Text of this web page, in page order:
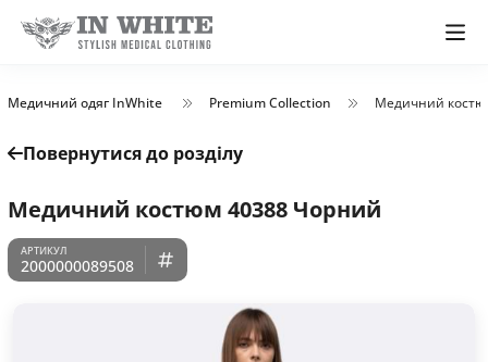
Медичний одяг InWhite Premium Collection Медичний
Повернутися до розділу
Медичний костюм 40388 Чорний
2000000089508